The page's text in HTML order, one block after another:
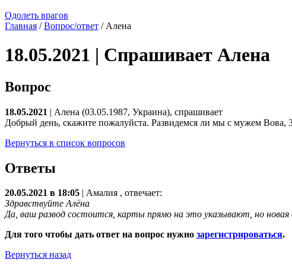
Одолеть врагов
Главная /Вопрос/ответ / Алена
18.05.2021 | Спрашивает Алена
Вопрос
18.05.2021 | Алена (03.05.1987, Украина), спрашивает
Добрый день, скажите пожалуйста. Развидемся ли мы с мужем Вова,
Вернуться в список вопросов
Ответы
20.05.2021 в 18:05 Амалия , отвечает:
Здравствуйте Алёна
Да, ваш развод состоится, карты прямо на это указывают, но новая
Для того чтобы дать ответ на вопрос нужно зарегистрироваться.
Вернуться назад